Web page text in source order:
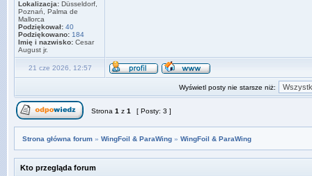
Lokalizacja: Düsseldorf,
Poznań, Palma de
Mallorca
Podziękował: 40
Podziękowano: 184
Imię i nazwisko: Cesar
August jr.
21 cze 2026, 12:57
Wyświetl posty nie starsze niż:
Strona 1 z 1 [ Posty: 3 ]
Strona główna forum » WingFoil & ParaWing » WingFoil & ParaWing
Kto przegląda forum